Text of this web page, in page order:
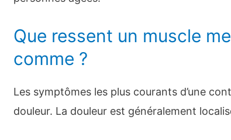
Que ressent un muscle
comme ?
Les symptômes les plus courants d’une
douleur. La douleur est généralement